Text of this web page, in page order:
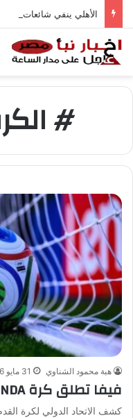
الأهلي ينفي شائعات
#
هبة محمود الشناوي 31 مايو 2026
فيفا تطلق كرة TRIONDA الذكية لمونديال 2026
كشف الاتحاد الدولي لكرة